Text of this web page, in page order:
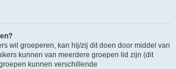
wil groeperen, kan hij/zij dit doen door middel van
kunnen van meerdere groepen lid zijn (dit
kunnen verschillende